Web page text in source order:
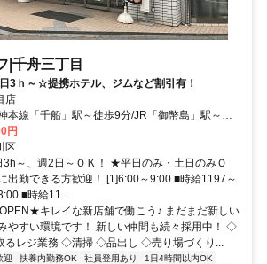
|千舟三丁目
3ｈ～☆提携ホテル、ジムなど割引有！
店
本線「千船」駅～徒歩9分/JR「御幣島」駅～徒
円
区
～、週2日～ＯＫ！ ★平日のみ・土日のみＯ
出勤できる方歓迎！ [1]6:00～9:00 ■時給1197～
■時給11...
キレイな新店舗で働こう♪ まだまだ新しい
やすい環境です！ 新しい仲間も続々採用中！ ◇
るレジ業務 ◇清掃 ◇品出し ◇売り場づくり...
迎 扶養内勤務OK 社員登用あり
1日4時間以内OK